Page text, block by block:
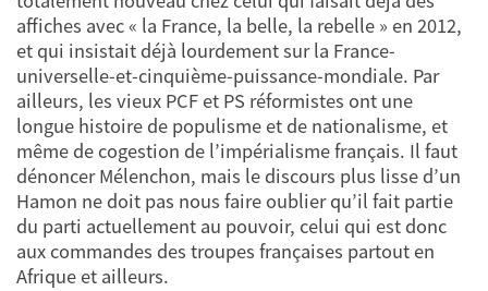
affiches avec « la France, la belle, la rebelle » en 2012,
et qui insistait déjà lourdement sur la France-
universelle-et-cinquième-puissance-mondiale. Par
ailleurs, les vieux PCF et PS réformistes ont une
longue histoire de populisme et de nationalisme, et
même de cogestion de l’impérialisme français. Il faut
dénoncer Mélenchon, mais le discours plus lisse d’un
Hamon ne doit pas nous faire oublier qu’il fait partie
du parti actuellement au pouvoir, celui qui est donc
aux commandes des troupes françaises partout en
Afrique et ailleurs.